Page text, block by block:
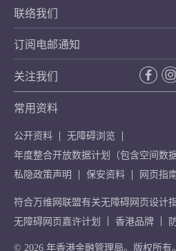
联络我们
订阅电邮通知
关注我们
常用资料
公开资料
无障碍浏览
年度整合开放数据计划（包含空间数据
私隐政策声明
保安资料 网页指
符合万维网联盟有关无障碍网页设计
无障碍网页嘉许计划
香港品牌
© 2026 年香港金融管理局。版权所有。